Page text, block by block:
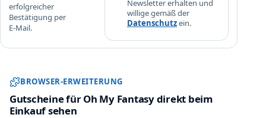
f
s
r
t
erfolgreicher
Bestätigung per
E-Mail.
Newsletter erhalten und
willige gemäß der
Datenschutzein.
Sparwat Browser-Erweiterung und
BROWSER-ERWEITERUNG
Gutscheine für Oh My Fantasy direkt beim
Einkauf sehen